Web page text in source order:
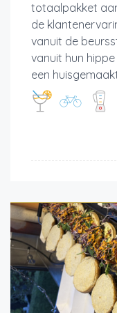
totaalpakket
de
vanuit de
vanuit hun
een